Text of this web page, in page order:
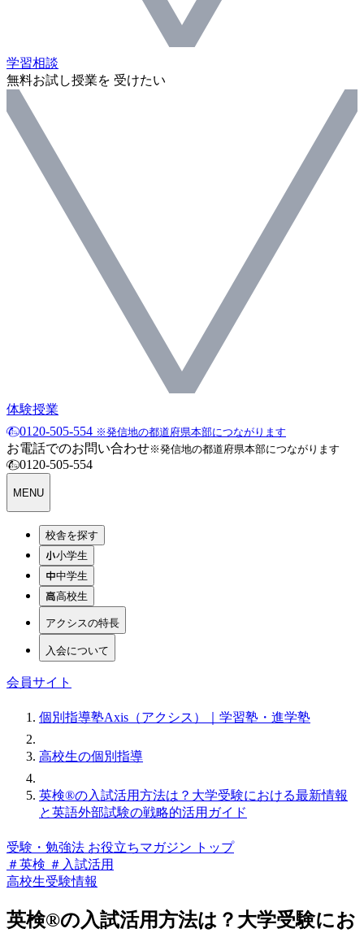
学習相談
無料お試し授業を 受けたい
体験授業
0120-505-554 ※発信地の都道府県本部につながります
お電話でのお問い合わせ※発信地の都道府県本部につながります
0120-505-554
MENU
校舎を探す
小学生
中学生
高校生
アクシスの特長
入会について
会員サイト
個別指導塾Axis（アクシス）｜学習塾・進学塾
高校生の個別指導
英検®の入試活用方法は？大学受験における最新情報
と英語外部試験の戦略的活用ガイド
受験・勉強法 お役立ちマガジン トップ
＃英検 ＃入試活用
高校生受験情報
英検®の入試活用方法は？大学受験にお